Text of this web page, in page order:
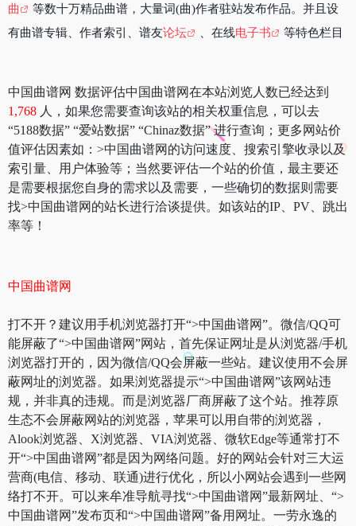
曲
等数十万精品曲谱，大量词(曲)作者驻站发布作品。并且设
有曲谱专辑、作者索引、谱友论坛 、在线电子书 等特色栏目
中国曲谱网 数据评估中国曲谱网在本站浏览人数已经达到
1,768 人，如果您需要查询该站的相关权重信息，可以去
“5188数据” “爱站数据” “Chinaz数据” 进行查询；更多网站价
值评估因素如：>中国曲谱网的访问速度、搜索引擎收录以及
索引量、用户体验等；当然要评估一个站的价值，最主要还
是需要根据您自身的需求以及需要，一些确切的数据则需要
找>中国曲谱网的站长进行洽谈提供。如该站的IP、PV、跳出
率等！
中国曲谱网
打不开？建议用手机浏览器打开“>中国曲谱网”。微信/QQ可
能屏蔽了“>中国曲谱网”网站，首先保证网址是从浏览器/手机
浏览器打开的，因为微信/QQ会屏蔽一些站。建议使用不会屏
蔽网址的浏览器。如果浏览器提示“>中国曲谱网”该网站违
规，并非真的违规。而是浏览器厂商屏蔽了这个站。推荐原
生态不会屏蔽网站的浏览器，苹果可以用自带的浏览器，
Alook浏览器、X浏览器、VIA浏览器、微软Edge等通常打不
开“>中国曲谱网”都是因为网络问题。好的网站会针对三大运
营商(电信、移动、联通)进行优化，所以小网站会遇到一些网
络打不开。可以来牟准导航寻找“>中国曲谱网”最新网址、“>
中国曲谱网”发布页和“>中国曲谱网”备用网址。一劳永逸的